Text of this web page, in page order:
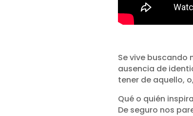
Se vive buscando
ausencia de
tener de aquello,
Qué o quién
De seguro nos